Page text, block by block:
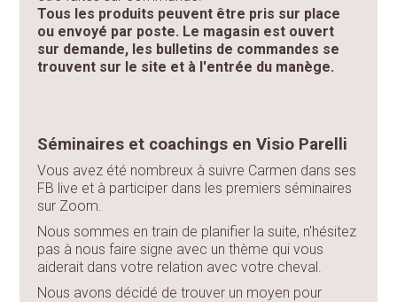
Tous les produits peuvent être pris sur place
ou envoyé par poste. Le magasin est ouvert
sur demande, les bulletins de commandes se
trouvent sur le site et à l'entrée du manège.
Séminaires et coachings en Visio Parelli
Vous avez été nombreux à suivre Carmen dans ses
FB live et à participer dans les premiers séminaires
sur Zoom.
Nous sommes en train de planifier la suite, n'hésitez
pas à nous faire signe avec un thème qui vous
aiderait dans votre relation avec votre cheval.
Nous avons décidé de trouver un moyen pour